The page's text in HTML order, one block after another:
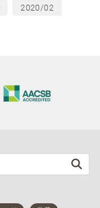
2020/02